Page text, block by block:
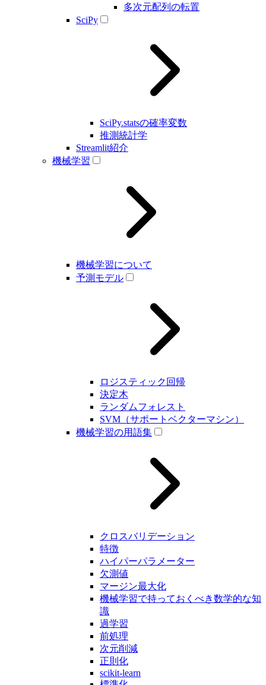
多次元配列の転置
SciPy
SciPy.statsの確率変数
推測統計学
Streamlit紹介
機械学習
機械学習について
予測モデル
ロジスティック回帰
決定木
ランダムフォレスト
SVM（サポートベクターマシン）
機械学習の用語集
クロスバリデーション
特徴
ハイパーパラメーター
欠測値
マージン最大化
機械学習で持っておくべき数学的な知
識
過学習
前処理
次元削減
正則化
scikit-learn